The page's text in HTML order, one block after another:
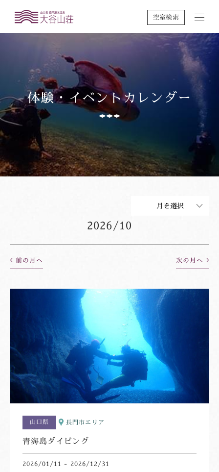
空室検索
体験・イベントカレンダー
月を選択
2026/10
2026/12
2026/10
前の月へ 次の月へ
山口県 長門市エリア
青海島ダイビング
2026/01/11 - 2026/12/31